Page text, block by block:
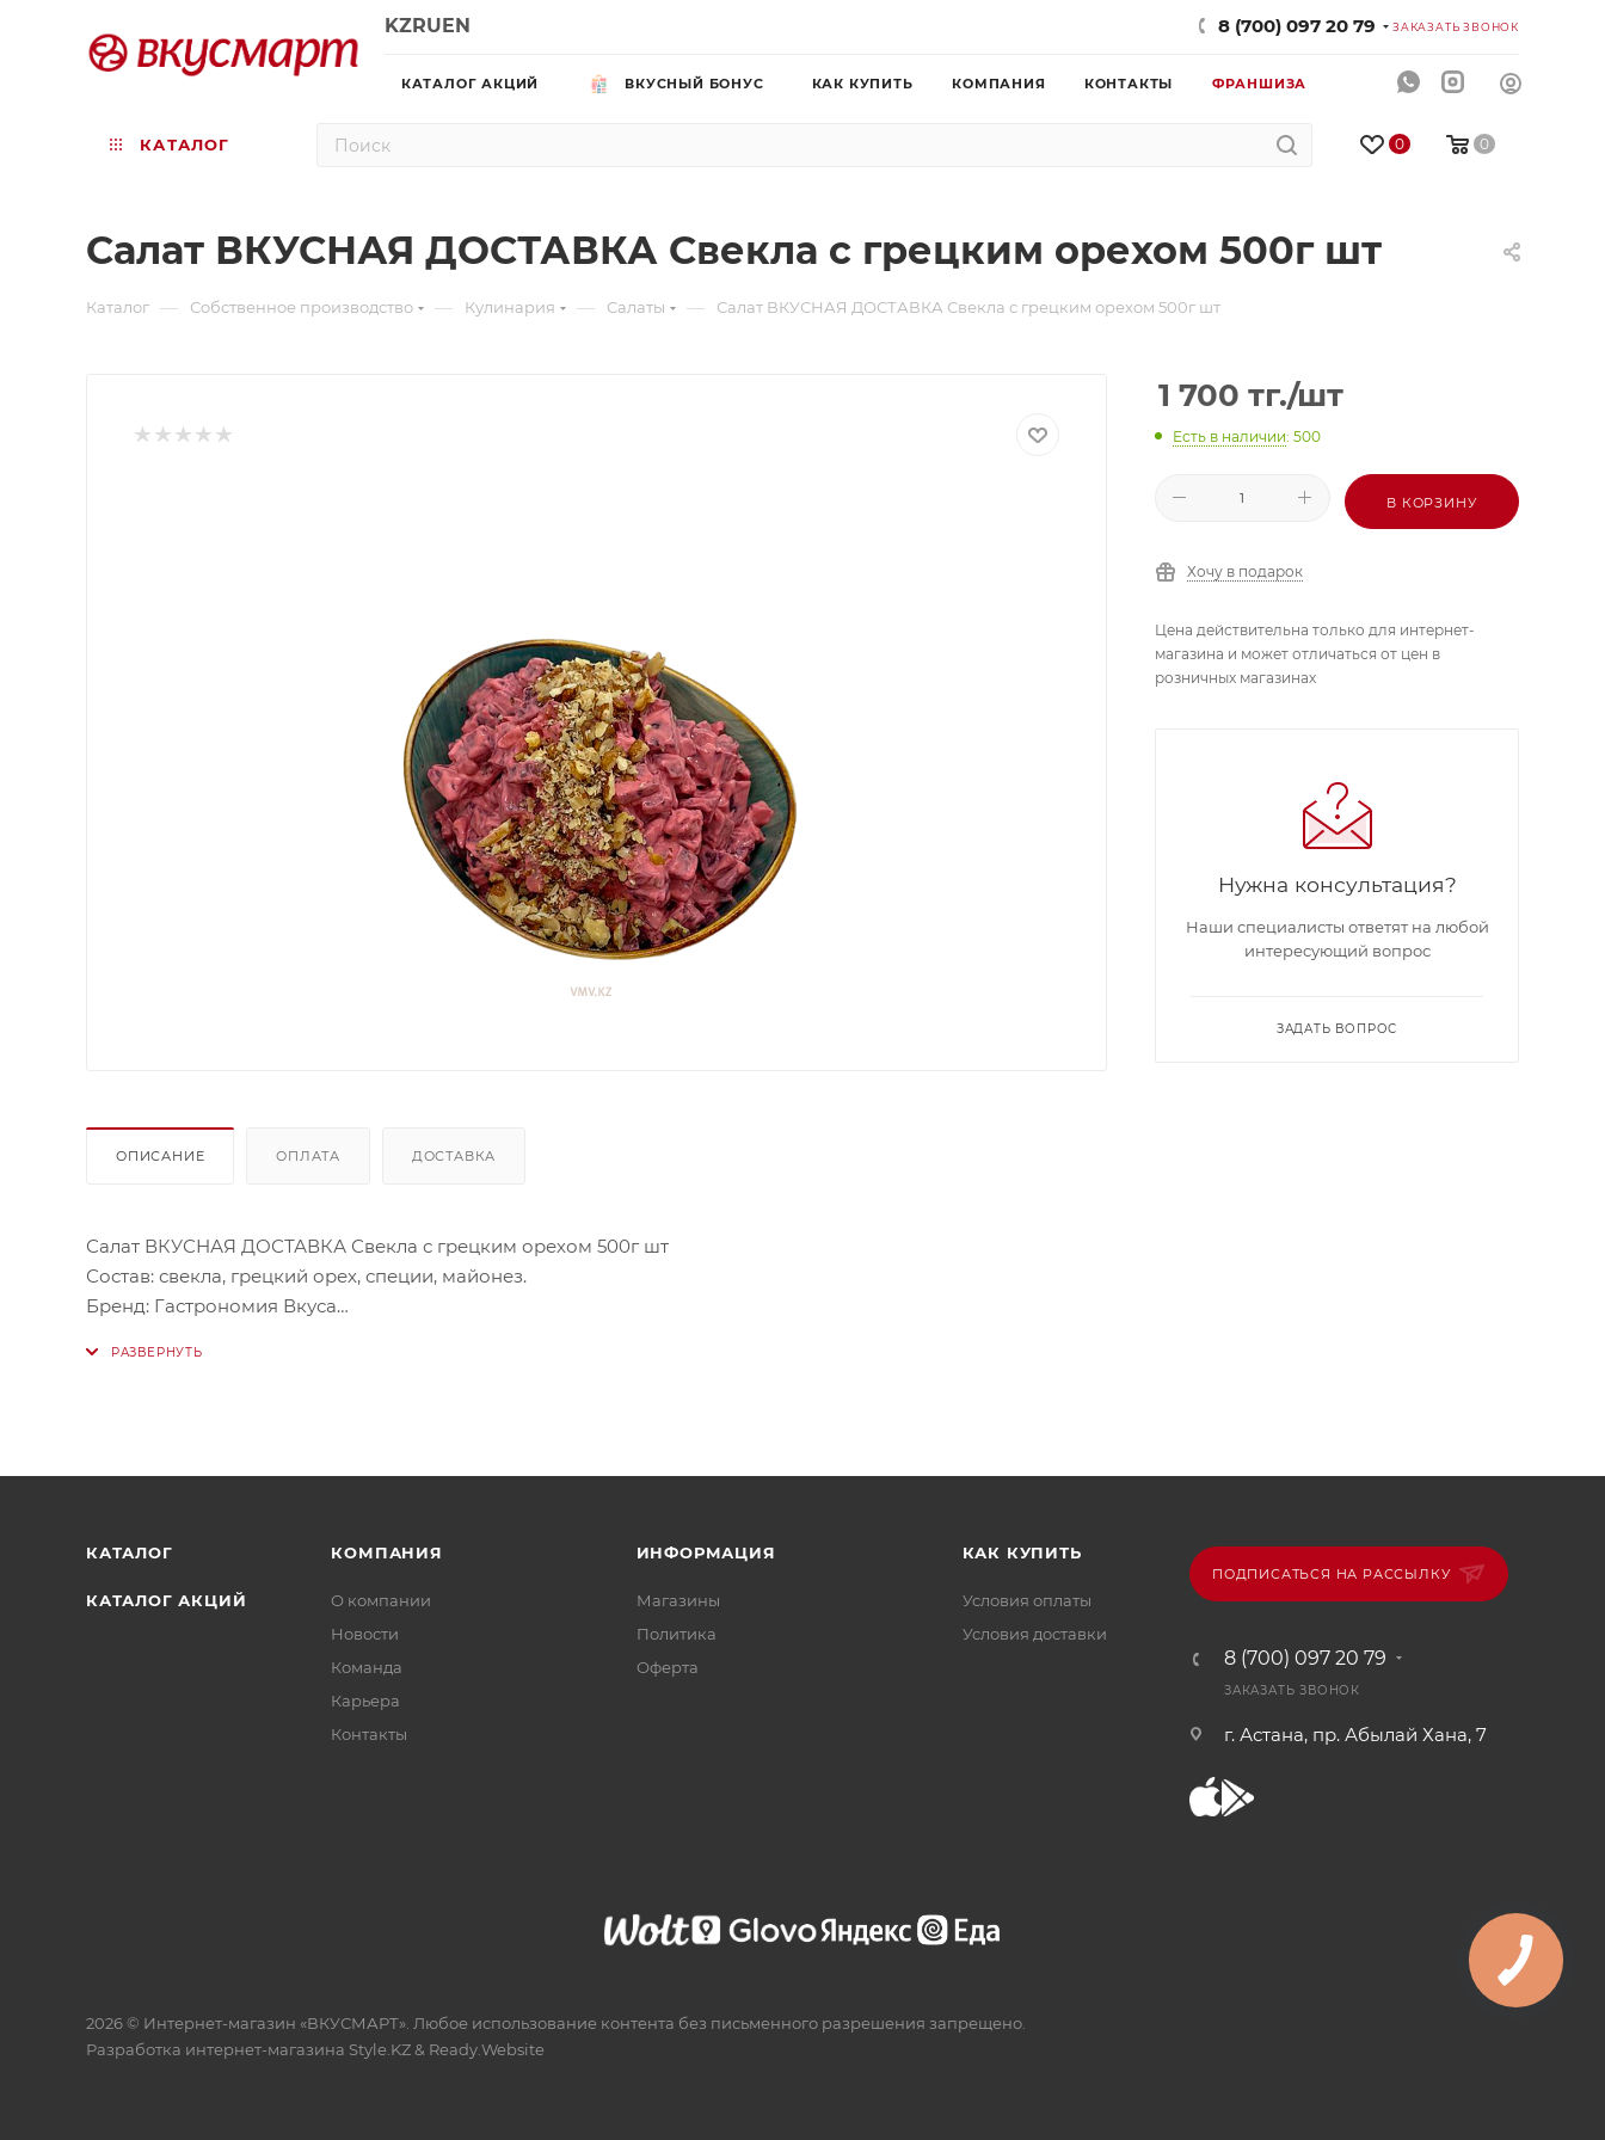
KZRUEN 8 (700) 097 20 79 ЗАКАЗАТЬ ЗВОНОК
КАТАЛОГ АКЦИЙ ВКУСНЫЙ БОНУС КАК КУПИТЬ КОМПАНИЯ КОНТАКТЫ ФРАНШИЗА
0 0
КАТАЛОГ
Салат ВКУСНАЯ ДОСТАВКА Свекла с грецким орехом 500г шт
Каталог — Собственное производство — Кулинария — Салаты — Салат ВКУСНАЯ ДОСТАВКА Свекла с грецким орехом 500г шт
ОПИСАНИЕ ОПЛАТА ДОСТАВКА
Салат ВКУСНАЯ ДОСТАВКА Свекла с грецким орехом 500г шт
Состав: свекла, грецкий орех, специи, майонез.
Бренд: Гастрономия Вкуса
1 700 тг./шт
Есть в наличии: 500
В КОРЗИНУ
Хочу в подарок
Цена действительна только для интернет-
магазина и может отличаться от цен в
розничных магазинах
Нужна консультация?
Наши специалисты ответят на любой
интересующий вопрос
ЗАДАТЬ ВОПРОС
КАТАЛОГ
КАТАЛОГ АКЦИЙ
КОМПАНИЯ
О компании
Новости
Команда
Карьера
Контакты
ИНФОРМАЦИЯ
Магазины
Политика
Офертa
КАК КУПИТЬ
Условия оплаты
Условия доставки
ПОДПИСАТЬСЯ НА РАССЫЛКУ
8 (700) 097 20 79
ЗАКАЗАТЬ ЗВОНОК
г. Астана, пр. Абылай Хана, 7
2026 © Интернет-магазин «ВКУСМАРТ». Любое использование контента без письменного разрешения запрещено.
Разработка интернет-магазина Style.KZ& Ready.Website